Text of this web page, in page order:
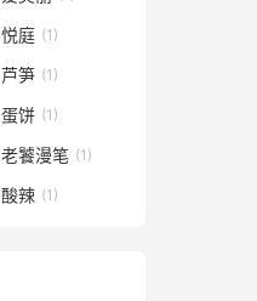
悦庭 (1)
芦笋 (1)
蛋饼 (1)
老饕漫笔 (1)
酸辣 (1)